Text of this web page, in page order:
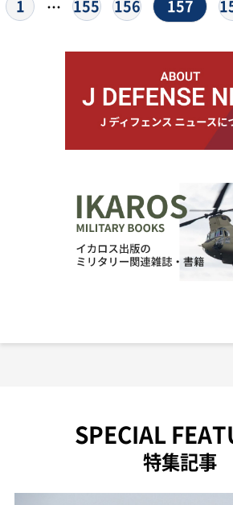
1 … 155 156 157
SPECIAL
特集記事